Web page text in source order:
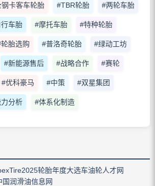
钢卡客车轮胎 #TBR轮胎 #两轮车胎
车胎 #摩托车胎 #特种轮胎
胎选购 #普洛奇轮胎 #绿动工坊
#新能源售后 #战略合作 #赛轮
#优科豪马 #中策 #双星集团
分析 #体系化制造
轮胎年度大选车油轮人才网
国润滑油信息网